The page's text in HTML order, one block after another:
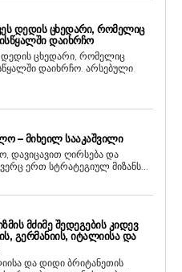
ᲓᲔᲓᲘᲡ ᲪᲮᲔᲓᲐᲠᲘ, ᲠᲝᲛᲔᲚᲘᲪ
ᲓᲐᲘᲮᲠᲩᲝ
დედის ცხედარი, რომელიც
დაიხრჩო. არსებული
– ᲛᲘᲮᲔᲘᲚ ᲡᲐᲐᲙᲐᲨᲕᲘᲚᲘ
დავიცავით ღირსება და
ერთ სტრატეგიულ მიზანს...
ᲛᲫᲘᲛᲔ ᲨᲔᲓᲔᲒᲔᲑᲘᲡ ᲙᲘᲓᲔᲕ
ᲒᲔᲠᲛᲐᲜᲘᲘᲡ, ᲘᲢᲐᲚᲘᲘᲡᲐ ᲓᲐ
და დიდი ბრიტანეთის